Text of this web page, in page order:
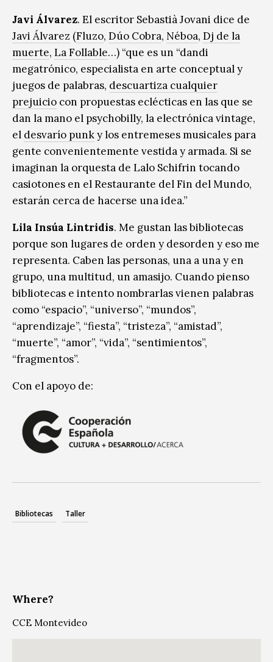
Javi Álvarez. El escritor Sebastià Jovani dice de
Javi Álvarez (Fluzo, Dúo Cobra, Néboa, Dj de la
muerte, La Follable…) “que es un “dandi
megatrónico, especialista en arte conceptual y
juegos de palabras, descuartiza cualquier
prejuicio con propuestas eclécticas en las que se
dan la mano el psychobilly, la electrónica vintage,
el desvarío punky los entremeses musicales para
gente convenientemente vestida y armada. Si se
imaginan la orquesta de Lalo Schifrin tocando
casiotones en el Restaurante del Fin del Mundo,
estarán cerca de hacerse una idea.”
Lila Insúa Lintridis. Me gustan las bibliotecas
porque son lugares de orden y desorden y eso me
representa. Caben las personas, una a una y en
grupo, una multitud, un amasijo. Cuando pienso
bibliotecas e intento nombrarlas vienen palabras
como “espacio”, “universo”, “mundos”,
“aprendizaje”, “fiesta”, “tristeza”, “amistad”,
“muerte”, “amor”, “vida”, “sentimientos”,
“fragmentos”.
Con el apoyo de:
Bibliotecas Taller
Where?
CCE Montevideo